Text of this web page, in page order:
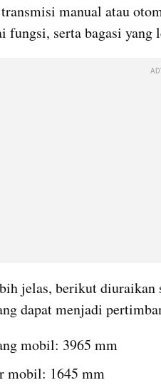
manual atau
fungsi, serta bagasi yang
jelas, berikut diuraikan
dapat menjadi
mobil: 3965 mm
mobil: 1645 mm